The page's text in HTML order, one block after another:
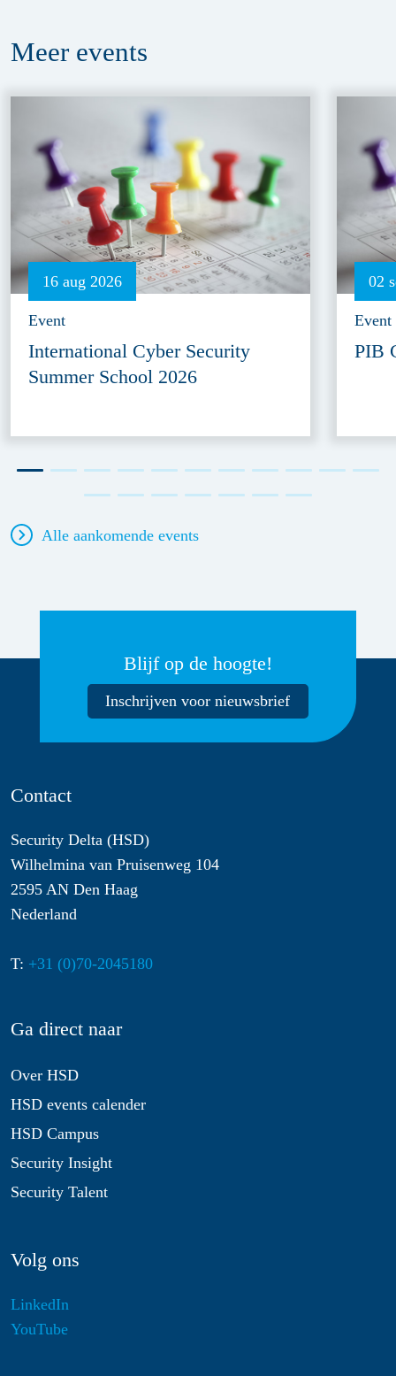
Meer events
16 aug 2026
Event
International Cyber Security
Summer School 2026
02
Event
PIB
Alle aankomende events
Blijf op de hoogte!
Inschrijven voor nieuwsbrief
Contact
Security Delta (HSD)
Wilhelmina van Pruisenweg 104
2595 AN Den Haag
Nederland
T: +31 (0)70-2045180
Ga direct naar
Over HSD
HSD events calender
HSD Campus
Security Insight
Security Talent
Volg ons
LinkedIn
YouTube